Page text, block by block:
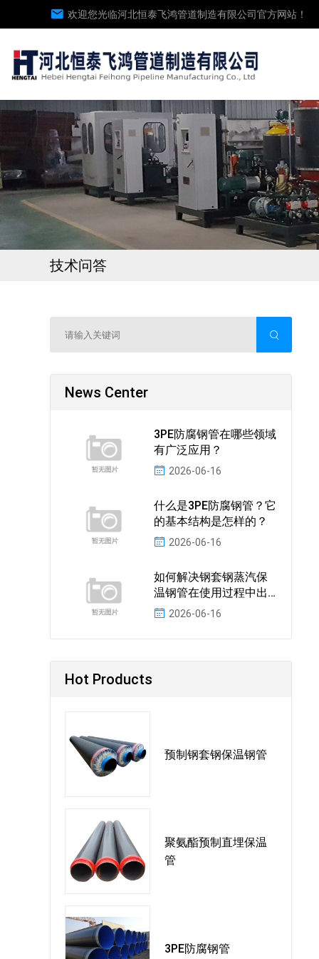
欢迎您光临河北恒泰飞鸿管道制造有限公司官方网站！
技术问答
News Center
3PE防腐钢管在哪些领域
有广泛应用？
2026-06-16
什么是3PE防腐钢管？它
的基本结构是怎样的？
2026-06-16
如何解决钢套钢蒸汽保
温钢管在使用过程中出
现的保温效果不佳问题
2026-06-16
Hot Products
预制钢套钢保温钢管
聚氨酯预制直埋保温
管
3PE防腐钢管